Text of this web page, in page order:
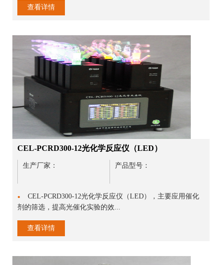
查看详情
CEL-PCRD300-12光化学反应仪（LED）
生产厂家： 产品型号：
●
CEL-PCRD300-12光化学反应仪（LED），主要应用催化
剂的筛选，提高光催化实验的效...
查看详情